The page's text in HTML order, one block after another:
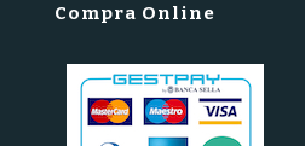
Compra Online